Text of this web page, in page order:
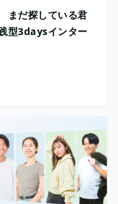
まだ探している君
型3daysインター